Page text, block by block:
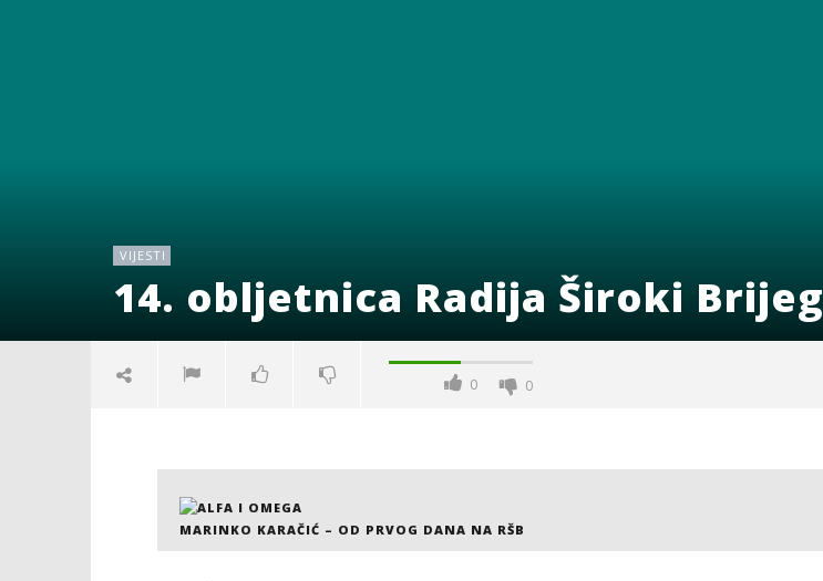
VIJESTI
14. obljetnica Radija Široki Brijeg
0 0
MARINKO KARAČIĆ – OD PRVOG DANA NA RŠB